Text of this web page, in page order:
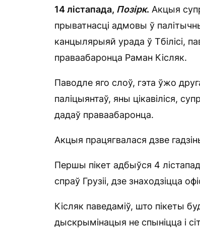
14 лістапада, Позірк. Акцыя
прыватнасці адмовы ў
канцылярыяй урада ў Тбілісі,
праваабаронца Раман Кісляк.
Паводле яго слоў, гэта ўжо
паліцыянтаў, яны цікавіліся,
дадаў праваабаронца.
Акцыя працягвалася дзве
Першы пікет адбыўся 4
спраў Грузіі, дзе знаходзіцца
Кісляк паведаміў, што пікеты
дыскрымінацыя не спыніцца і